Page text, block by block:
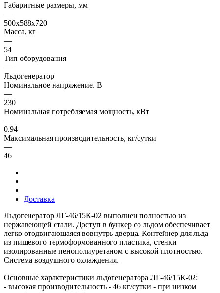
Габаритные размеры, мм
—
500х588х720
Масса, кг
—
54
Тип оборудования
—
Льдогенератор
Номинальное напряжение, В
—
230
Номинальная потребляемая мощность, кВт
—
0.94
Максимальная производительность, кг/сутки
—
46
Доставка
Льдогенератор ЛГ-46/15К-02 выполнен полностью из
нержавеющей стали. Доступ в бункер со льдом обеспечивает
легко отодвигающаяся вовнутрь дверца. Контейнер для льда
из пищевого термоформованного пластика, стенки
изолированные пенополиуретаном с высокой плотностью.
Система воздушного охлаждения.
Основные характеристики льдогенератора ЛГ-46/15К-02:
- высокая производительность - 46 кг/сутки - при низком